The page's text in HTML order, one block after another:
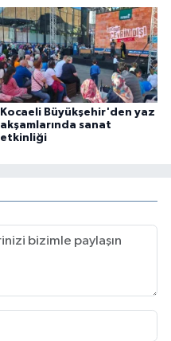
Kocaeli Büyükşehir'den yaz
akşamlarında sanat
etkinliği